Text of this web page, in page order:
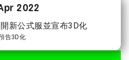
2022
新公式服並宣布3D化
告3D化